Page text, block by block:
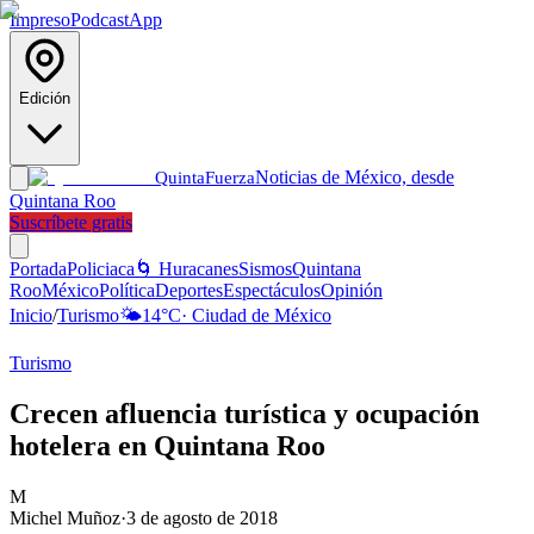
ImpresoPodcastApp
Edición
QuintaFuerzaNoticias de México, desde
Quintana Roo
Suscríbete gratis
PortadaPoliciaca 🌀 HuracanesSismosQuintana
RooMéxicoPolíticaDeportesEspectáculosOpinión
Inicio/Turismo🌤️14°C· Ciudad de México
Turismo
Crecen afluencia turística y ocupación
hotelera en Quintana Roo
M
Michel Muñoz·3 de agosto de 2018